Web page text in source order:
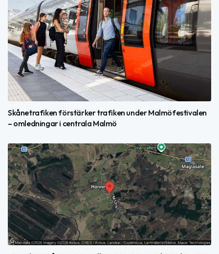
Skånetrafiken förstärker trafiken under Malmöfestivalen
– omledningar i centrala Malmö